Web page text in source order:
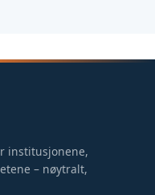
institusjonene,
– nøytralt,